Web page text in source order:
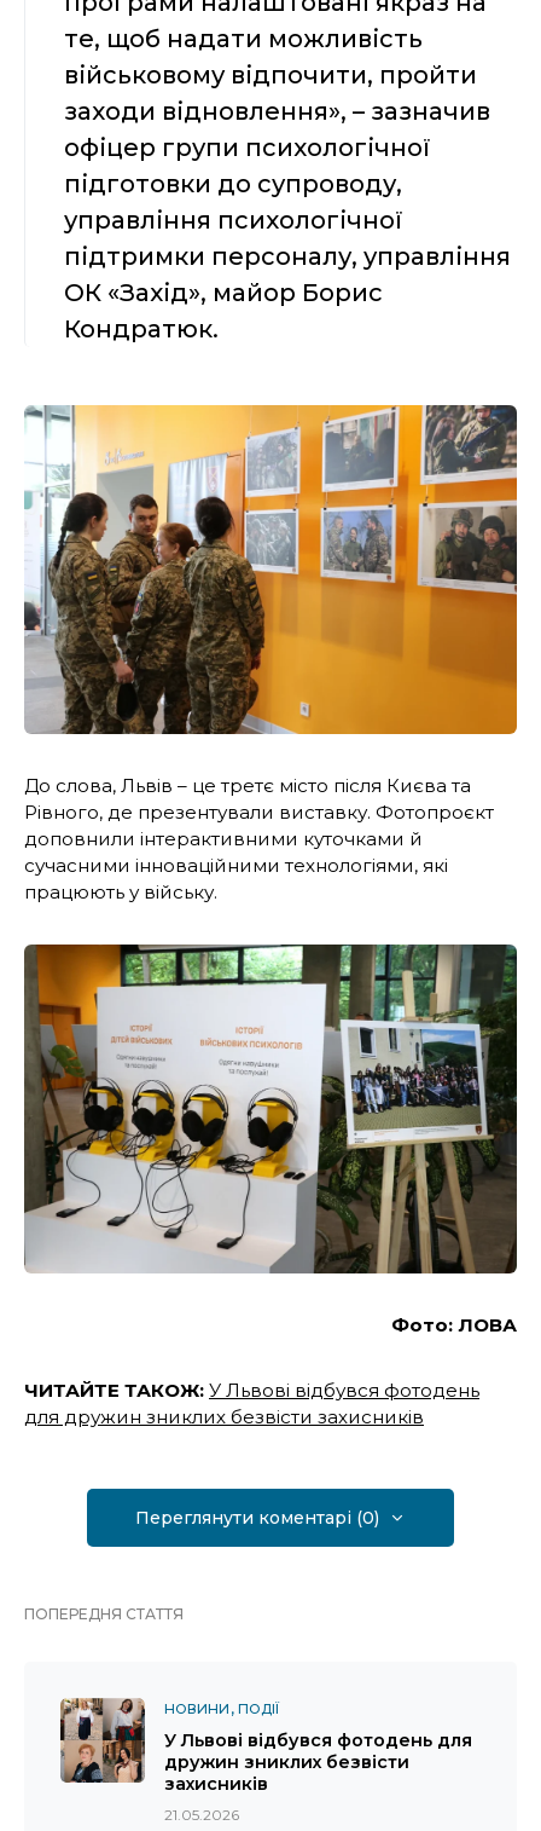
те, щоб надати можливість
військовому відпочити, пройти
заходи відновлення», – зазначив
офіцер групи психологічної
підготовки до супроводу,
управління психологічної
підтримки персоналу, управління
ОК «Захід», майор Борис
Кондратюк.
До слова, Львів – це третє місто після Києва та
Рівного, де презентували виставку. Фотопроєкт
доповнили інтерактивними куточками й
сучасними інноваційними технологіями, які
працюють у війську.
Фото: ЛОВА
ЧИТАЙТЕ ТАКОЖ: У Львові відбувся фотодень
для дружин зниклих безвісти захисників
Переглянути коментарі (0)
ПОПЕРЕДНЯ СТАТТЯ
НОВИНИ ПОДІЇ
У Львові відбувся фотодень для
дружин зниклих безвісти
захисників
21.05.2026